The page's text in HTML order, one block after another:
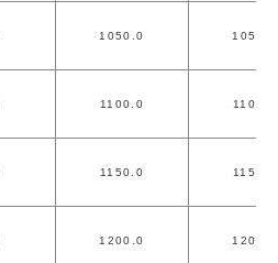
1050.0 1050.0
1100.0 1100.0
1150.0 1150.0
1200.0 1200.0